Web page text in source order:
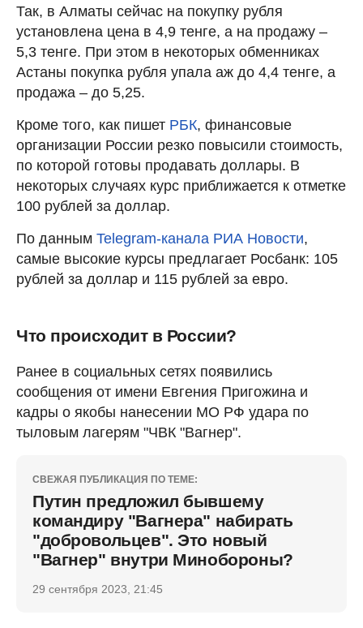
Так, в Алматы сейчас на покупку рубля
установлена цена в 4,9 тенге, а на продажу –
5,3 тенге. При этом в некоторых обменниках
Астаны покупка рубля упала аж до 4,4 тенге, а
продажа – до 5,25.
Кроме того, как пишет РБК, финансовые
организации России резко повысили стоимость,
по которой готовы продавать доллары. В
некоторых случаях курс приближается к отметке
100 рублей за доллар.
По данным Telegram-канала РИА Новости,
самые высокие курсы предлагает Росбанк: 105
рублей за доллар и 115 рублей за евро.
Что происходит в России?
Ранее в социальных сетях появились
сообщения от имени Евгения Пригожина и
кадры о якобы нанесении МО РФ удара по
тыловым лагерям "ЧВК "Вагнер".
СВЕЖАЯ ПУБЛИКАЦИЯ ПО ТЕМЕ:
Путин предложил бывшему
командиру "Вагнера" набирать
"добровольцев". Это новый
"Вагнер" внутри Минобороны?
29 сентября 2023, 21:45